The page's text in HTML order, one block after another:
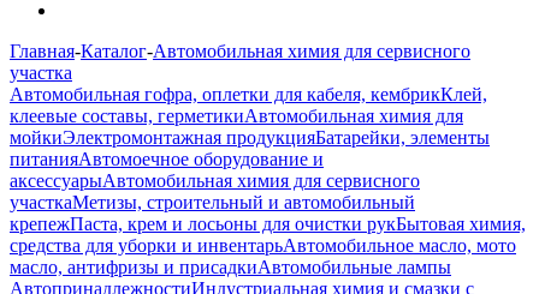
Главная-Каталог-Автомобильная химия для сервисного
участка
Автомобильная гофра, оплетки для кабеля, кембрикКлей,
клеевые составы, герметикиАвтомобильная химия для
мойкиЭлектромонтажная продукцияБатарейки, элементы
питанияАвтомоечное оборудование и
аксессуарыАвтомобильная химия для сервисного
участкаМетизы, строительный и автомобильный
крепежПаста, крем и лосьоны для очистки рукБытовая химия,
средства для уборки и инвентарьАвтомобильное масло, мото
масло, антифризы и присадкиАвтомобильные лампы
АвтопринадлежностиИндустриальная химия и смазки с